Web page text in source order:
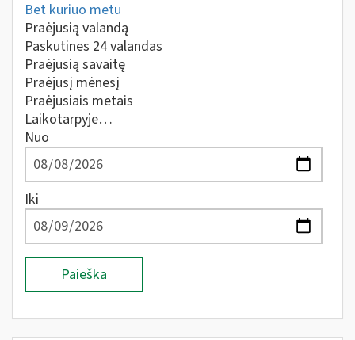
Bet kuriuo metu
Praėjusią valandą
Paskutines 24 valandas
Praėjusią savaitę
Praėjusį mėnesį
Praėjusiais metais
Laikotarpyje…
Nuo
Iki
Paieška